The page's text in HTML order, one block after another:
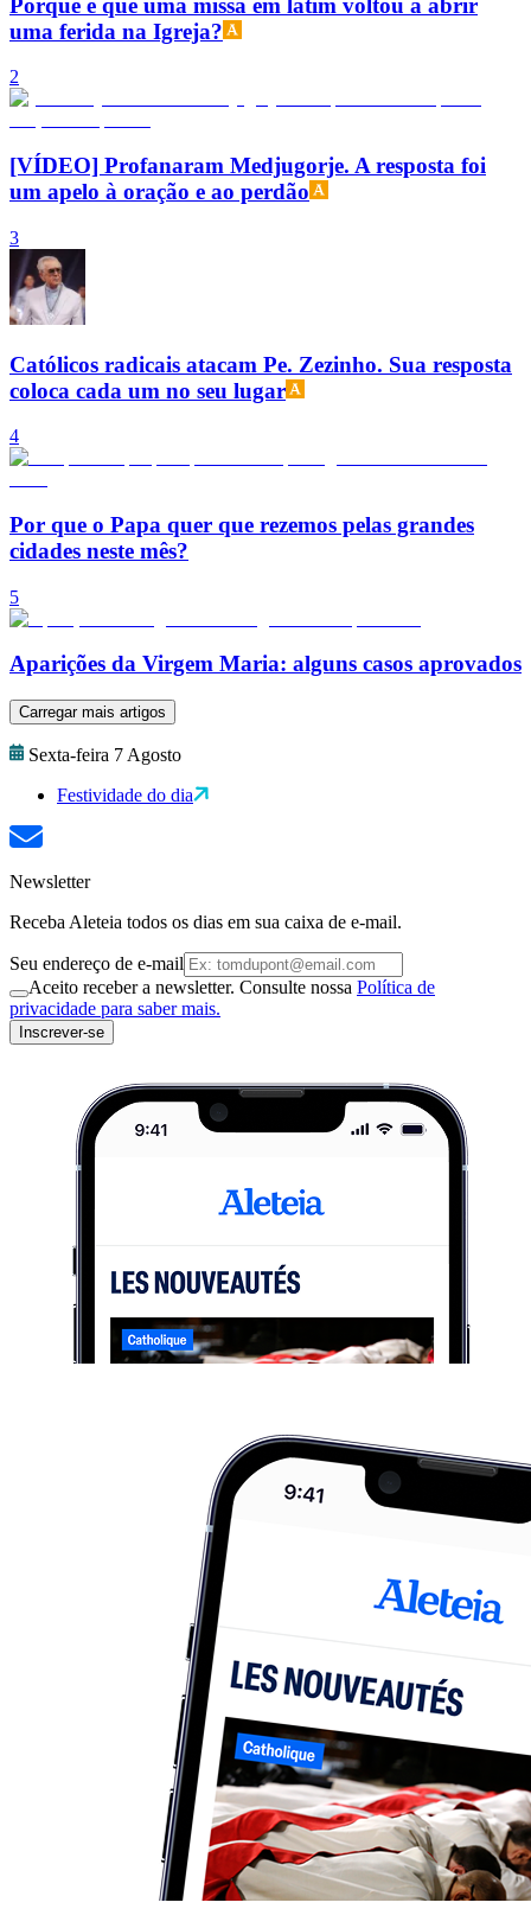
Porque é que uma missa em latim voltou a abrir
uma ferida na Igreja?
2
[VÍDEO] Profanaram Medjugorje. A resposta foi
um apelo à oração e ao perdão
3
Católicos radicais atacam Pe. Zezinho. Sua resposta
coloca cada um no seu lugar
4
Por que o Papa quer que rezemos pelas grandes
cidades neste mês?
5
Aparições da Virgem Maria: alguns casos aprovados
Carregar mais artigos
Sexta-feira 7 Agosto
Festividade do dia
Newsletter
Receba Aleteia todos os dias em sua caixa de e-mail.
Seu endereço de e-mail
Aceito receber a newsletter. Consulte nossa Política de
privacidade para saber mais.
Inscrever-se